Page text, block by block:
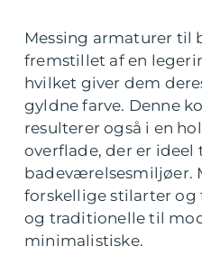
Messing armaturer til
fremstillet af en
hvilket giver dem
gyldne farve. Denne
resulterer også i en
overflade, der er ideel
badeværelsesmiljøer.
forskellige stilarter og
og traditionelle til
minimalistiske.